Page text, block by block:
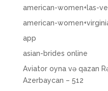
american-women+las-
american-
app
asian-brides online
Aviator oyna və qazan
Azerbaycan – 512